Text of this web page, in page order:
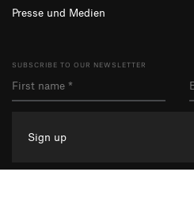
Presse und Medien
SUBSCRIBE TO OUR NEWSLETTER
Sign up